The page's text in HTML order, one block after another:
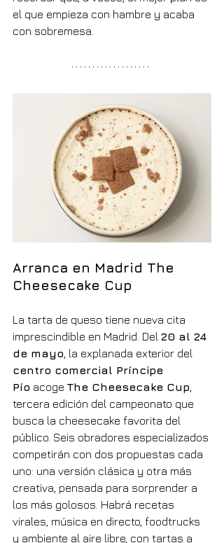
el que empieza con hambre y acaba
con sobremesa.
Arranca en Madrid The
Cheesecake Cup
La tarta de queso tiene nueva cita
imprescindible en Madrid. Del 20 al 24
de mayo , la explanada exterior del
centro comercial Príncipe
Pío acoge The Cheesecake Cup
tercera edición del campeonato que
busca la cheesecake favorita del
público. Seis obradores especializados
competirán con dos propuestas cada
uno: una versión clásica y otra más
creativa, pensada para sorprender a
los más golosos. Habrá recetas
virales, música en directo, foodtrucks
y ambiente al aire libre, con tartas a